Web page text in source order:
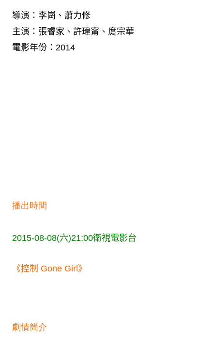
導演：李崗、蕭力修
主演：張睿家、許瑋甯、庹宗華
電影年份：2014
播出時間
2015-08-08(六)21:00衛視電影台
《控制 Gone Girl》
劇情簡介